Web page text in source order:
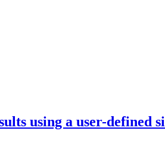
using a user-defined